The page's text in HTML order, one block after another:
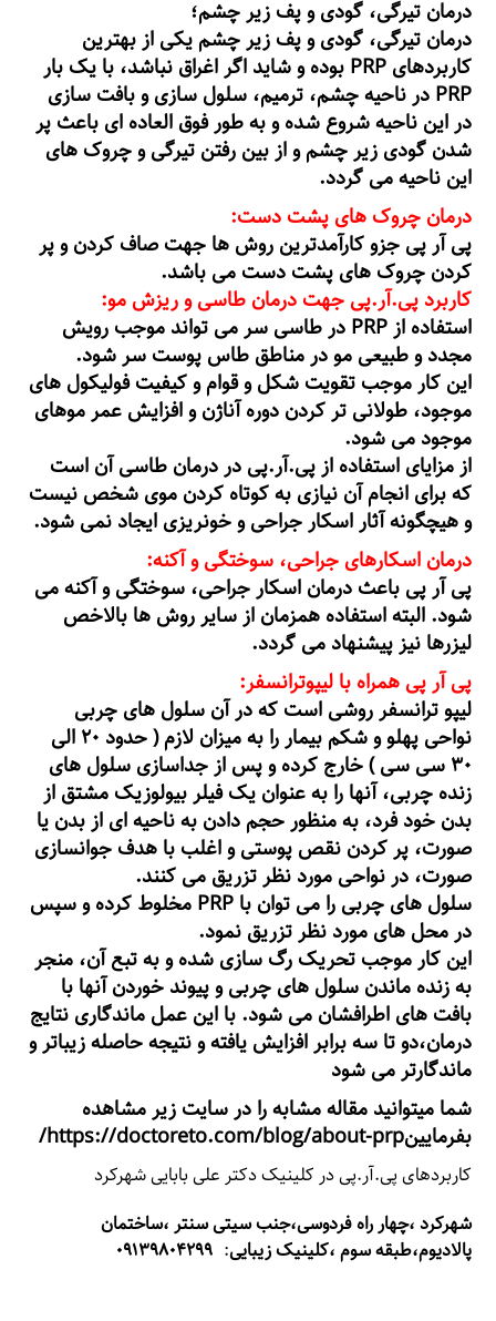
درمان تیرگی، گودی و پف زیر چشم؛
درمان تیرگی، گودی و پف زیر چشم یکی از بهترین
کاربردهای PRP بوده و شاید اگر اغراق نباشد، با یک بار
PRP در ناحیه چشم، ترمیم، سلول سازی و بافت سازی
در این ناحیه شروع شده و به طور فوق العاده ای باعث پر
شدن گودی زیر چشم و از بین رفتن تیرگی و چروک های
این ناحیه می گردد.
درمان چروک های پشت دست:
پی آر پی جزو کارآمدترین روش ها جهت صاف کردن و پر
کردن چروک های پشت دست می باشد.
کاربرد پی.آر.پی جهت درمان طاسی و ریزش مو:
استفاده از PRP در طاسی سر می تواند موجب رویش
مجدد و طبیعی مو در مناطق طاس پوست سر شود.
این کار موجب تقویت شکل و قوام و کیفیت فولیکول های
موجود، طولانی تر کردن دوره آناژن و افزایش عمر موهای
موجود می شود.
از مزایای استفاده از پی.آر.پی در درمان طاسی آن است
که برای انجام آن نیازی به کوتاه کردن موی شخص نیست
و هیچگونه آثار اسکار جراحی و خونریزی ایجاد نمی شود.
درمان اسکارهای جراحی، سوختگی و آکنه:
پی آر پی باعث درمان اسکار جراحی، سوختگی و آکنه می
شود. البته استفاده همزمان از سایر روش ها بالاخص
لیزرها نیز پیشنهاد می گردد.
پی آر پی همراه با لیپوترانسفر:
لیپو ترانسفر روشی است که در آن سلول های چربی
نواحی پهلو و شکم بیمار را به میزان لازم ( حدود ۲۰ الی
۳۰ سی سی ) خارج کرده و پس از جداسازی سلول های
زنده چربی، آنها را به عنوان یک فیلر بیولوزیک مشتق از
بدن خود فرد، به منظور حجم دادن به ناحیه ای از بدن یا
صورت، پر کردن نقص پوستی و اغلب با هدف جوانسازی
صورت، در نواحی مورد نظر تزریق می کنند.
سلول های چربی را می توان با PRP مخلوط کرده و سپس
در محل های مورد نظر تزریق نمود.
این کار موجب تحریک رگ سازی شده و به تبع آن، منجر
به زنده ماندن سلول های چربی و پیوند خوردن آنها با
بافت های اطرافشان می شود. با این عمل ماندگاری نتایج
درمان،دو تا سه برابر افزایش یافته و نتیجه حاصله زیباتر و
ماندگارتر می شود
شما میتوانید مقاله مشابه را در سایت زیر مشاهده
بفرمایینhttps://doctoreto.com/blog/about-prp/
کاربردهای پی.آر.پی در کلینیک دکتر علی بابایی شهرکرد
شهرکرد ،چهار راه فردوسی،جنب سیتی سنتر ،ساختمان
پالادیوم،طبقه سوم ،کلینیک زیبایی: ۰۹۱۳۹۸۰۴۲۹۹